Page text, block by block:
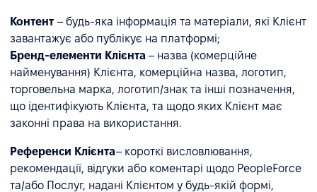
Контент – будь-яка інформація та матеріали, які Клієнт
завантажує або публікує на платформі;
Бренд-елементи Клієнта – назва (комерційне
найменування) Клієнта, комерційна назва, логотип,
торговельна марка, логотип/знак та інші позначення,
що ідентифікують Клієнта, та щодо яких Клієнт має
законні права на використання.
Референси Клієнта– короткі висловлювання,
рекомендації, відгуки або коментарі щодо PeopleForce
та/або Послуг, надані Клієнтом у будь-якій формі,